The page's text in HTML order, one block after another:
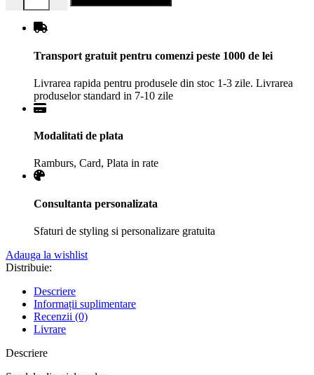
Transport gratuit pentru comenzi peste 1000 de lei
Livrarea rapida pentru produsele din stoc 1-3 zile. Livrarea
produselor standard in 7-10 zile
Modalitati de plata
Ramburs, Card, Plata in rate
Consultanta personalizata
Sfaturi de styling si personalizare gratuita
Adauga la wishlist
Distribuie:
Descriere
Informații suplimentare
Recenzii (0)
Livrare
Descriere